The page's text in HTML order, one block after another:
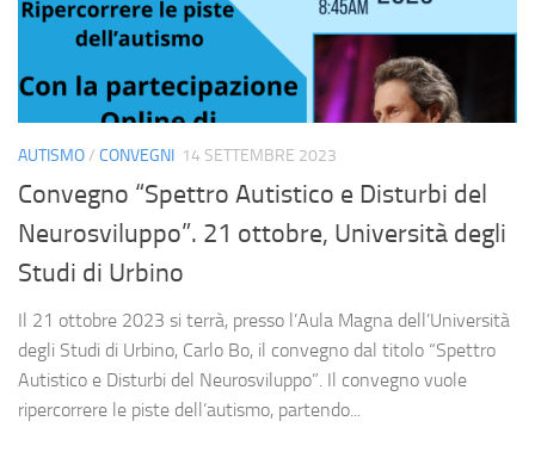
AUTISMO/ CONVEGNI 14 SETTEMBRE 2023
Convegno “Spettro Autistico e Disturbi del
Neurosviluppo”. 21 ottobre, Università degli
Studi di Urbino
Il 21 ottobre 2023 si terrà, presso l’Aula Magna dell’Università
degli Studi di Urbino, Carlo Bo, il convegno dal titolo “Spettro
Autistico e Disturbi del Neurosviluppo”. Il convegno vuole
ripercorrere le piste dell’autismo, partendo...